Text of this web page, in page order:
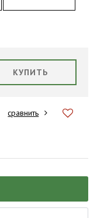
КУПИТЬ
сравнить